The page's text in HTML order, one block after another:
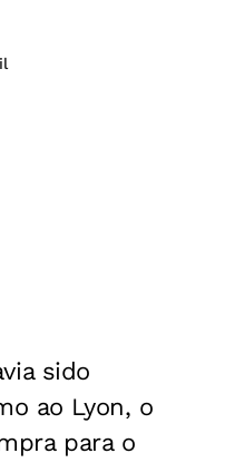
sido
ao Lyon, o
para o